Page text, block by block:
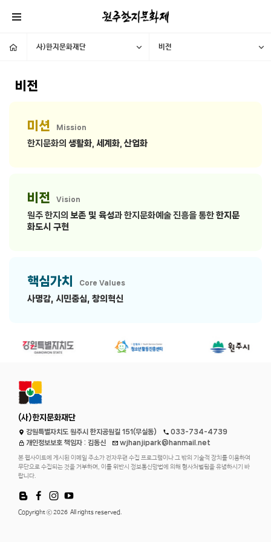
사)한지문화재단 비전
비전
미션 Mission
한지문화의 생활화 세계화 산업화
비전 Vision
원주 한지의 보존 및 육성과 한지문화예술 진흥을 통한한지문
화도시 구현
핵심가치 Core Values
사명감, 시민중심, 창의혁신
(사)한지문화재단
강원특별자치도 원주시 한지공원길 151(무실동)
033-734-4739
개인정보보호 책임자 : 김동신
wjhanjipark@hanmail.net
본 웹사이트에 게시된 이메일 주소가 전자우편 수집 프로그램이나 그 밖의 기술적 장치를 이용하여
무단으로 수집되는 것을 거부하며, 이를 위반시 정보통신망법에 의해 형사처벌됨을 유념하시기 바
랍니다.
Copyright ⓒ 2026 All rights reserved.